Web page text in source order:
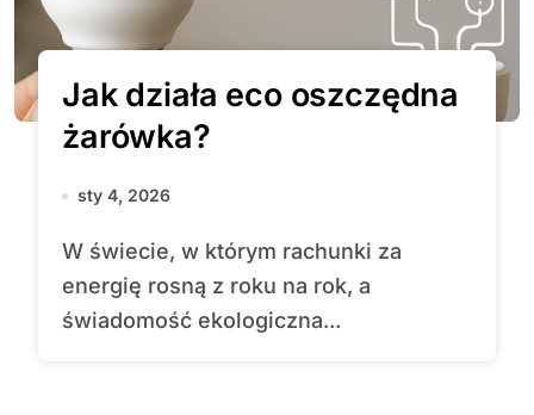
Jak działa eco oszczędna
żarówka?
sty 4, 2026
W świecie, w którym rachunki za
energię rosną z roku na rok, a
świadomość ekologiczna...